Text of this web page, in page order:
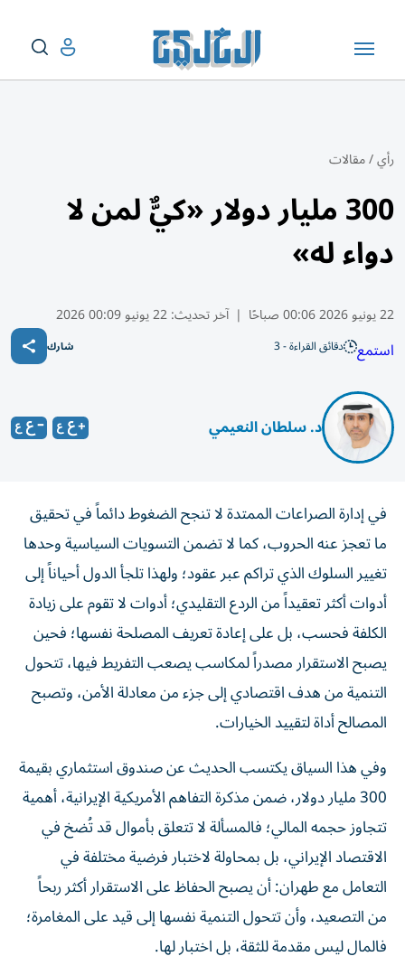
رأي/مقالات
300 مليار دولار «كيٌّ لمن لا
دواء له»
22 يونيو 2026 00:06 صباحًا | آخر تحديث:22 يونيو 00:09 2026
استمع دقائق القراءة - 3 شارك
د. سلطان النعيمي
في إدارة الصراعات الممتدة لا تنجح الضغوط دائماً في تحقيق
ما تعجز عنه الحروب، كما لا تضمن التسويات السياسية وحدها
تغيير السلوك الذي تراكم عبر عقود؛ ولهذا تلجأ الدول أحياناً إلى
أدوات أكثر تعقيداً من الردع التقليدي؛ أدوات لا تقوم على زيادة
الكلفة فحسب، بل على إعادة تعريف المصلحة نفسها؛ فحين
يصبح الاستقرار مصدراً لمكاسب يصعب التفريط فيها، تتحول
التنمية من هدف اقتصادي إلى جزء من معادلة الأمن، وتصبح
المصالح أداة لتقييد الخيارات.
وفي هذا السياق يكتسب الحديث عن صندوق استثماري بقيمة
300 مليار دولار، ضمن مذكرة التفاهم الأمريكية الإيرانية، أهمية
تتجاوز حجمه المالي؛ فالمسألة لا تتعلق بأموال قد تُضخ في
الاقتصاد الإيراني، بل بمحاولة لاختبار فرضية مختلفة في
التعامل مع طهران: أن يصبح الحفاظ على الاستقرار أكثر ربحاً
من التصعيد، وأن تتحول التنمية نفسها إلى قيد على المغامرة؛
فالمال ليس مقدمة للثقة، بل اختبار لها.